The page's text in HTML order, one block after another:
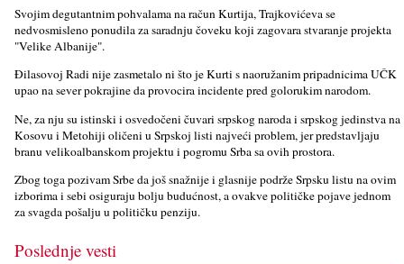
Svojim degutantnim pohvalama na račun Kurtija, Trajkovićeva se
nedvosmisleno ponudila za saradnju čoveku koji zagovara stvaranje projekta
"Velike Albanije".
Đilasovoj Radi nije zasmetalo ni što je Kurti s naoružanim pripadnicima UČK
upao na sever pokrajine da provocira incidente pred golorukim narodom.
Ne, za nju su istinski i osvedočeni čuvari srpskog naroda i srpskog jedinstva na
Kosovu i Metohiji oličeni u Srpskoj listi najveći problem, jer predstavlјaju
branu velikoalbanskom projektu i pogromu Srba sa ovih prostora.
Zbog toga pozivam Srbe da još snažnije i glasnije podrže Srpsku listu na ovim
izborima i sebi osiguraju bolјu budućnost, a ovakve političke pojave jednom
za svagda pošalјu u političku penziju.
Poslednje vesti